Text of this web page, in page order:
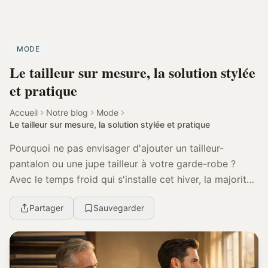
MODE
Le tailleur sur mesure, la solution stylée
et pratique
Accueil Notre blog
Mode
Le tailleur sur mesure, la solution stylée et pratique
Pourquoi ne pas envisager d'ajouter un tailleur-
pantalon ou une jupe tailleur à votre garde-robe ?
Avec le temps froid qui s'installe cet hiver, la majorité
des gens fouillent dans leurs placards p...
Partager Sauvegarder